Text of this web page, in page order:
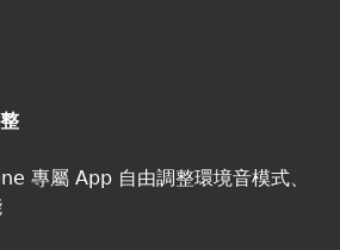
專屬 App 自由調整環境音模式、